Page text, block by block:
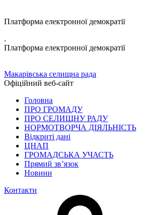
Платформа електронної демократії
.
Платформа електронної демократії
Макарівська селищна рада
Офіційний веб-сайт
Головна
ПРО ГРОМАДУ
ПРО СЕЛИЩНУ РАДУ
НОРМОТВОРЧА ДІЯЛЬНІСТЬ
Відкриті дані
ЦНАП
ГРОМАДСЬКА УЧАСТЬ
Прямий зв’язок
Новини
Контакти